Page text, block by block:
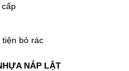
cấp
tiện bỏ rác
NẮP LẬT